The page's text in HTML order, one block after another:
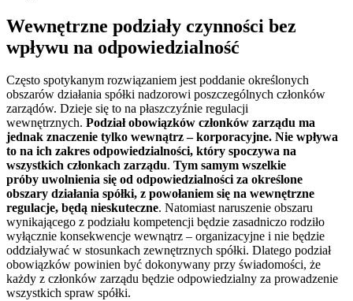
Wewnętrzne podziały czynności bez
wpływu na odpowiedzialność
Często spotykanym rozwiązaniem jest poddanie określonych
obszarów działania spółki nadzorowi poszczególnych członków
zarządów. Dzieje się to na płaszczyźnie regulacji
wewnętrznych. Podział obowiązków członków zarządu ma
jednak znaczenie tylko wewnątrz – korporacyjne. Nie wpływa
to na ich zakres odpowiedzialności, który spoczywa na
wszystkich członkach zarządu. Tym samym wszelkie
próby uwolnienia się od odpowiedzialności za określone
obszary działania spółki, z powołaniem się na wewnętrzne
regulacje, będą nieskuteczne. Natomiast naruszenie obszaru
wynikającego z podziału kompetencji będzie zasadniczo rodziło
wyłącznie konsekwencje wewnątrz – organizacyjne i nie będzie
oddziaływać w stosunkach zewnętrznych spółki. Dlatego podział
obowiązków powinien być dokonywany przy świadomości, że
każdy z członków zarządu będzie odpowiedzialny za prowadzenie
wszystkich spraw spółki.